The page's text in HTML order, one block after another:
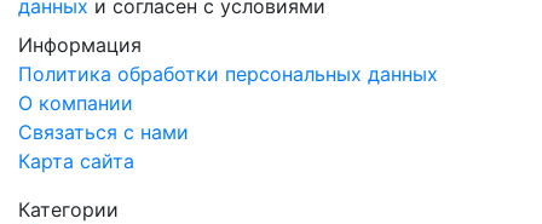
данных и согласен с условиями
Информация
Политика обработки персональных данных
О компании
Связаться с нами
Карта сайта
Категории